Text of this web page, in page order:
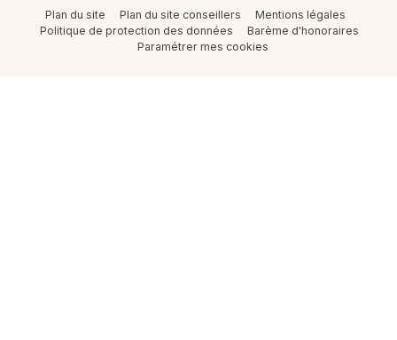
Plan du site Plan du site conseillers
Mentions légales
Politique de protection des données
Barème d'honoraires
Paramétrer mes cookies